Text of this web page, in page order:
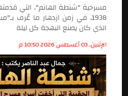
مسرحية "شنطة الهانم"، التي
1938، في زمن ازدهار ما عُرف
الذي كان يصنع البهجة كل ليلة
الإثنين, 03 أغسطس 2026 10:50 م